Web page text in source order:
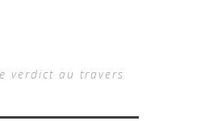
verdict au travers